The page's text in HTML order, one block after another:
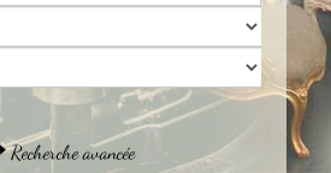
Recherche avancée